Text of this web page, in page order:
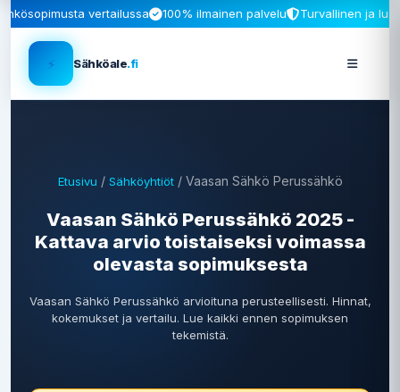
vertailussa 100% ilmainen palvelu Turvallinen ja
⚡ Sähköale.fi
Etusivu / Sähköyhtiöt/ Vaasan Sähkö Perussähkö
Vaasan Sähkö Perussähkö 2025 -
Kattava arvio toistaiseksi voimassa
olevasta sopimuksesta
Vaasan Sähkö Perussähkö arvioituna perusteellisesti. Hinnat,
kokemukset ja vertailu. Lue kaikki ennen sopimuksen
tekemistä.